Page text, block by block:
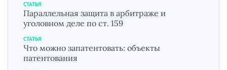
СТАТЬЯ
Параллельная защита в арбитраже и
уголовном деле по ст. 159
СТАТЬЯ
Что можно запатентовать: объекты
патентования